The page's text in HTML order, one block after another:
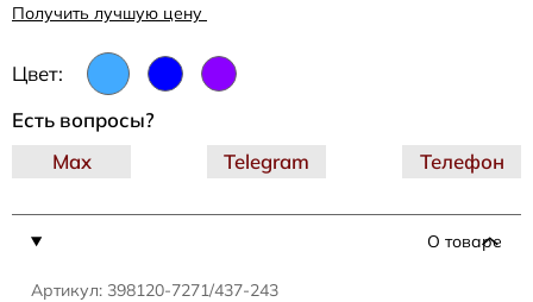
Получить лучшую цену
Цвет:
О товаре
Артикул: 398120-7271/437-243
Есть вопросы?
Telegram
Max Телефон